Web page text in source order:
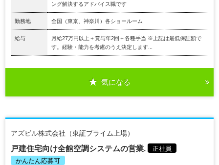
ング解決するアドバイス職です
勤務地 全国（東京、神奈川）各ショールーム
給与
月給27万円以上＋賞与年2回＋各種手当 ※上記は最低保証額で
す。経験・能力を考慮のうえ決定します...
気になる
アズビル株式会社（東証プライム上場）
戸建住宅向け全館空調システムの営業.
正社員
かんたん応募可